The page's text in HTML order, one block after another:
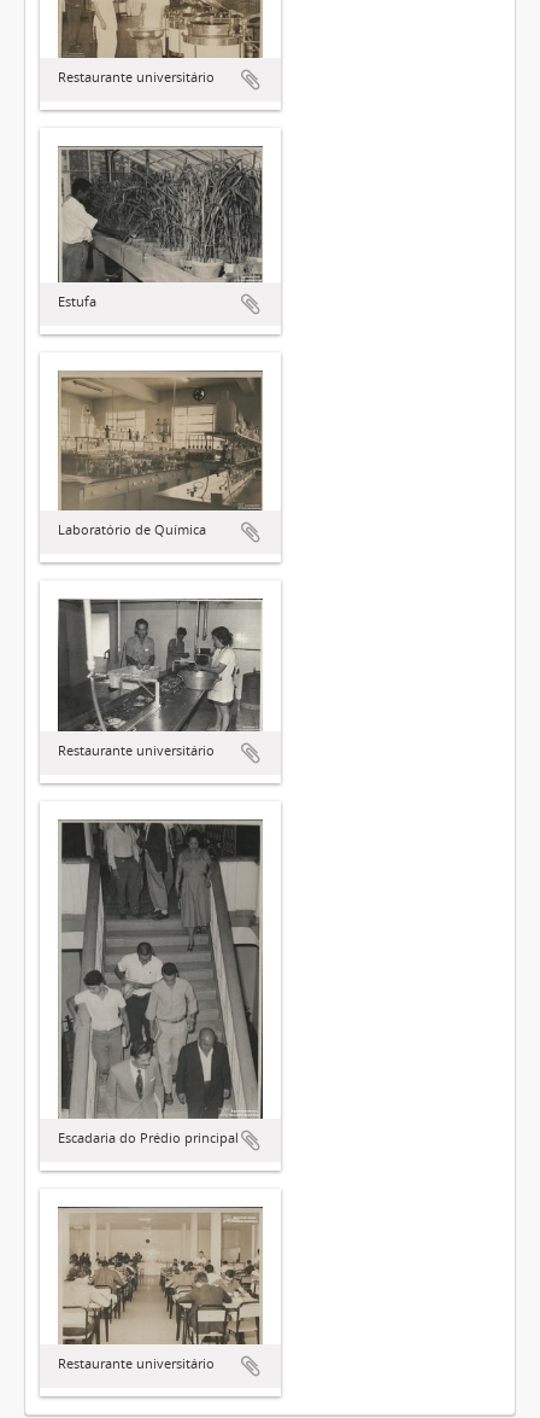
Restaurante universitário
Estufa
Laboratório de Química
Restaurante universitário
Escadaria do Prédio principal
Restaurante universitário